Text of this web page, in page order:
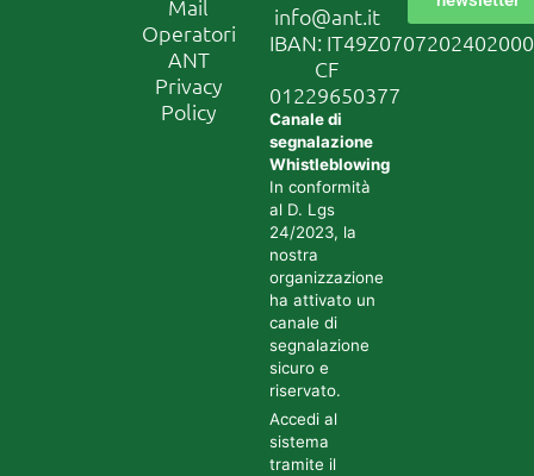
Mail
Operatori
ANT
Privacy
Policy
info@ant.it
IBAN:
CF
01229650377
Canale di
segnalazione
Whistleblowing
In conformità
al D. Lgs
24/2023, la
nostra
organizzazione
ha attivato un
canale di
segnalazione
sicuro e
riservato.
Accedi al
sistema
tramite il